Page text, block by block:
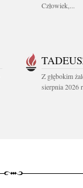
Człowiek,...
Z głębokim
sierpnia 2026